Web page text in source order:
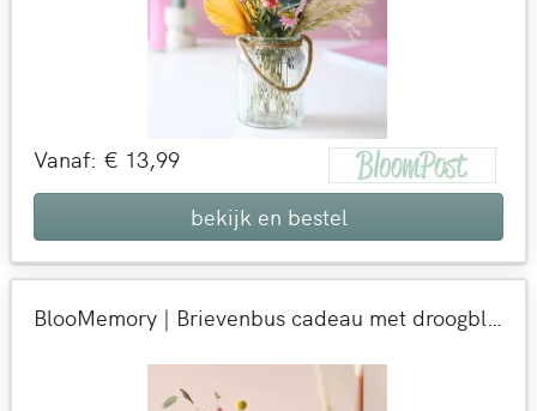
Vanaf: € 13,99
bekijk en bestel